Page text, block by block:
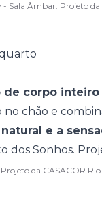
Sala Âmbar. Projeto
de corpo inteiro
no chão e
e a
da CASACOR